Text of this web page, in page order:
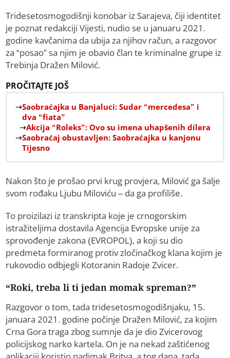
Tridesetosmogodišnji konobar iz Sarajeva, čiji identitet
je poznat redakciji Vijesti, nudio se u januaru 2021.
godine kavčanima da ubija za njihov račun, a razgovor
za “posao” sa njim je obavio član te kriminalne grupe iz
Trebinja Dražen Milović.
PROČITAJTE JOŠ
Saobraćajka u Banjaluci: Sudar “mercedesa” i
dva “fiata”
Akcija “Roleks”: Ovo su imena uhapšenih dilera
Saobraćaj obustavljen: Saobraćajka u kanjonu
Tijesno
Nakon što je prošao prvi krug provjera, Milović ga šalje
svom rođaku Ljubu Miloviću – da ga profiliše.
To proizilazi iz transkripta koje je crnogorskim
istražiteljima dostavila Agencija Evropske unije za
sprovođenje zakona (EVROPOL), a koji su dio
predmeta formiranog protiv zločinačkog klana kojim je
rukovodio odbjegli Kotoranin Radoje Zvicer.
“Roki, treba li ti jedan momak spreman?”
Razgovor o tom, tada tridesetosmogodišnjaku, 15.
januara 2021. godine počinje Dražen Milović, za kojim
Crna Gora traga zbog sumnje da je dio Zvicerovog
policijskog narko kartela. On je na nekad zaštićenog